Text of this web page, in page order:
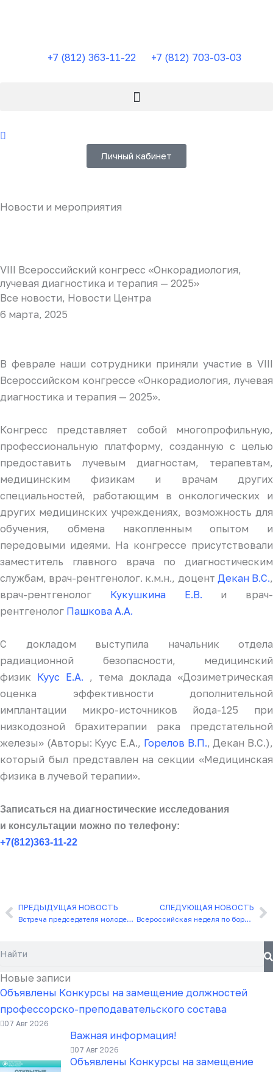
+7 (812) 363-11-22
+7 (812) 703-03-03
Личный кабинет
Новости и мероприятия
VIII Всероссийский конгресс «Онкорадиология,
лучевая диагностика и терапия — 2025»
Все новости, Новости Центра
6 марта, 2025
В феврале наши сотрудники приняли участие в VIII
Всероссийском конгрессе «Онкорадиология, лучевая
диагностика и терапия — 2025».
Конгресс представляет собой многопрофильную,
профессиональную платформу, созданную с целью
предоставить лучевым диагностам, терапевтам,
медицинским физикам и врачам других
специальностей, работающим в онкологических и
других медицинских учреждениях, возможность для
обучения, обмена накопленным опытом и
передовыми идеями. На конгрессе присутствовали
заместитель главного врача по диагностическим
службам, врач-рентгенолог. к.м.н., доцент Декан В.С.,
врач-рентгенолог Кукушкина Е.В. и врач-
рентгенолог Пашкова А.А.
С докладом выступила начальник отдела
радиационной безопасности, медицинский
физик Куус Е.А. , тема доклада «Дозиметрическая
оценка эффективности дополнительной
имплантации микро-источников йода-125 при
низкодозной брахитерапии рака предстательной
железы» (Авторы: Куус Е.А., Горелов В.П., Декан В.С.),
который был представлен на секции «Медицинская
физика в лучевой терапии».
Записаться на диагностические исследования
и консультации можно по телефону:
+7(812)363-11-22
Назад
ПРЕДЫДУЩАЯ НОВОСТЬ
Встреча председателя молодежного совета с сотрудниками ЦПММ
СЛЕДУЮЩАЯ НОВОСТЬ
Всероссийская неделя по борьбе с заражением и распространением хронического вирусного гепатита С
Новые записи
Объявлены Конкурсы на замещение должностей
профессорско-преподавательского состава
07 Авг 2026
Важная информация!
07 Авг 2026
Объявлены Конкурсы на замещение